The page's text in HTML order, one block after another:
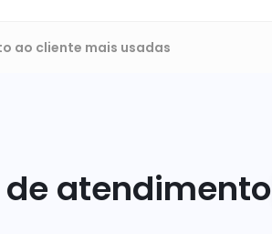
ao cliente mais usadas
atendimento